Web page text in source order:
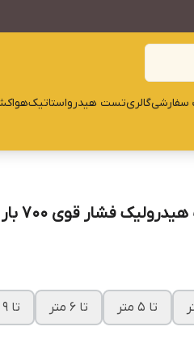
سفارشیگالریتست هیدرواستاتیک
فشار قوی 700 بار
تا 5 متر تا 6 متر تا 9 متر